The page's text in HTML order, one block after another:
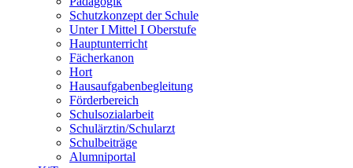
Schutzkonzept der Schule
Unter I Mittel I Oberstufe
Hauptunterricht
Fächerkanon
Hort
Hausaufgabenbegleitung
Förderbereich
Schulsozialarbeit
Schulärztin/Schularzt
Schulbeiträge
Alumniportal